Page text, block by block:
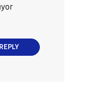
REPLY